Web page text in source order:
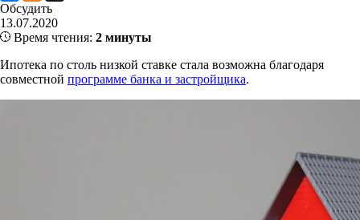
Обсудить
13.07.2020
Время чтения: 2 минуты
Ипотека по столь низкой ставке стала возможна благодаря
совместной программе банка и застройщика.